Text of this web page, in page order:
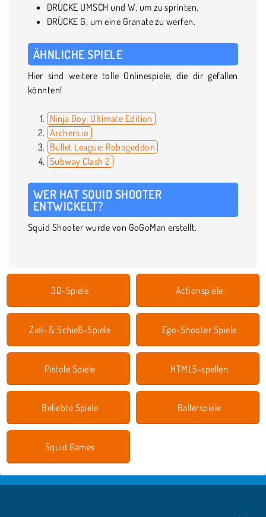
DRÜCKE UMSCH und W, um zu sprinten.
DRÜCKE G, um eine Granate zu werfen.
ÄHNLICHE SPIELE
Hier sind weitere tolle Onlinespiele, die dir gefallen
könnten!
Ninja Boy: Ultimate Edition
Archers.io
Bullet League: Robogeddon
Subway Clash 2
WER HAT SQUID SHOOTER
ENTWICKELT?
Squid Shooter wurde von GoGoMan erstellt.
3D-Spiele Actionspiele
Ziel- & Schieß-Spiele Ego-Shooter Spiele
Pistole Spiele HTML5-spellen
Beliebte Spiele Ballerspiele
Squid Games